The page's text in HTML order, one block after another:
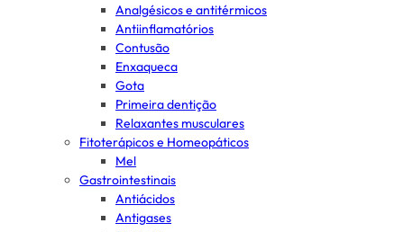
Analgésicos e antitérmicos
Antiinflamatórios
Contusão
Enxaqueca
Gota
Primeira dentição
Relaxantes musculares
Fitoterápicos e Homeopáticos
Mel
Gastrointestinais
Antiácidos
Antigases